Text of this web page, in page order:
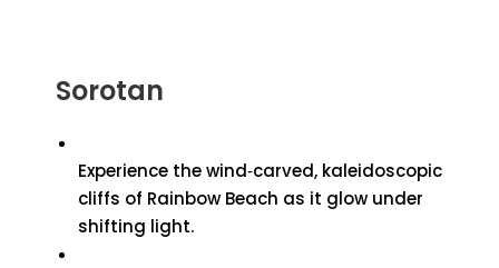
Sorotan
Experience the wind‑carved, kaleidoscopic
cliffs of Rainbow Beach as it glow under
shifting light.